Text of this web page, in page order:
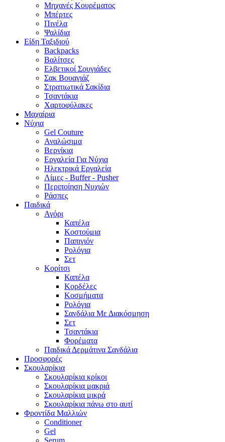
Μηχανές Κουρέματος
Μπέρτες
Πινέλα
Ψαλίδια
Είδη Ταξιδιού
Backpacks
Βαλίτσες
Ελβετικοί Σουγιάδες
Σακ Βουαγιάζ
Στρατιωτικά Σακίδια
Τσαντάκια
Χαρτοφύλακες
Μαχαίρια
Νύχια
Gel Couture
Αναλώσιμα
Βερνίκια
Εργαλεία Για Νύχια
Ηλεκτρικά Εργαλεία
Λίμες - Buffer - Pusher
Περιποίηση Νυχιών
Ράσπες
Παιδικά
Αγόρι
Καπέλα
Κοστούμια
Παπιγιόν
Ρολόγια
Σετ
Κορίτσι
Καπέλα
Κορδέλες
Κοσμήματα
Ρολόγια
Σανδάλια Με Διακόσμηση
Σετ
Τσαντάκια
Φορέματα
Παιδικά Δερμάτινα Σανδάλια
Προσφορές
Σκουλαρίκια
Σκουλαρίκια κρίκοι
Σκουλαρίκια μακριά
Σκουλαρίκια μικρά
Σκουλαρίκια πάνω στο αυτί
Φροντίδα Μαλλιών
Conditioner
Gel